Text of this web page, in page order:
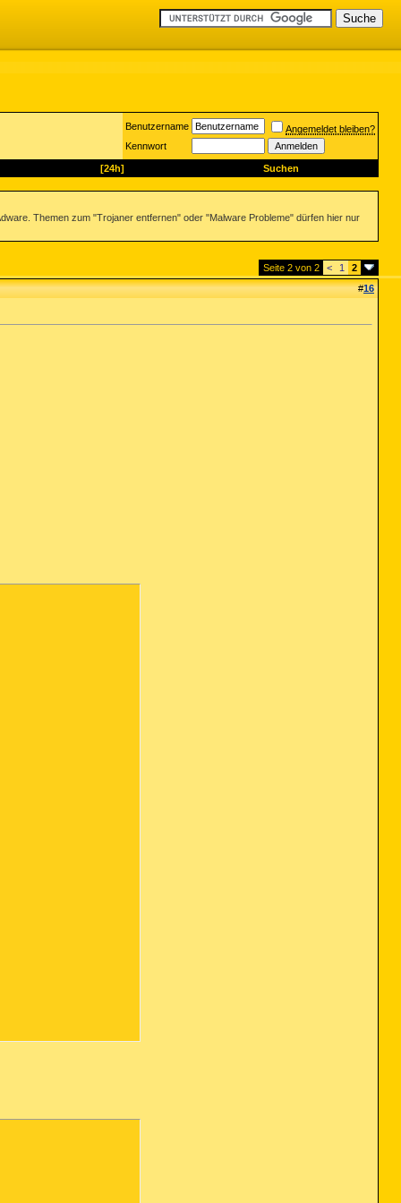
Benutzername
Angemeldet bleiben?
Kennwort
[24h] Suchen
Themen zum "Trojaner entfernen" oder "Malware Probleme" dürfen hier nur
Seite 2 von 2 < 1
2
#16